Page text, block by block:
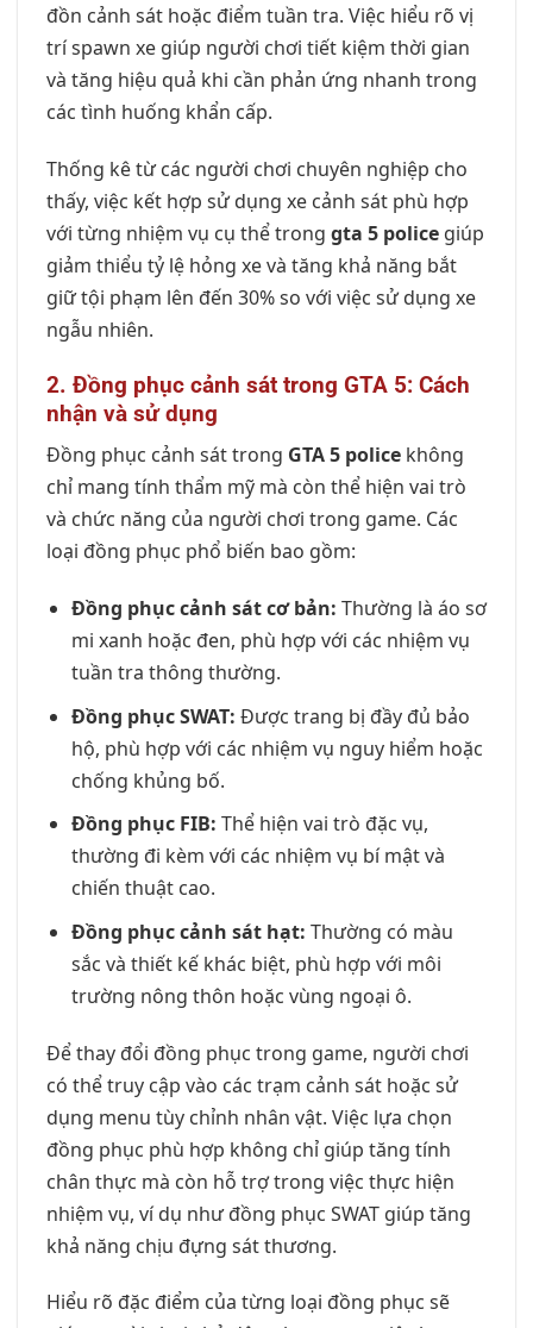
đồn cảnh sát hoặc điểm tuần tra. Việc hiểu rõ vị
trí spawn xe giúp người chơi tiết kiệm thời gian
và tăng hiệu quả khi cần phản ứng nhanh trong
các tình huống khẩn cấp.
Thống kê từ các người chơi chuyên nghiệp cho
thấy, việc kết hợp sử dụng xe cảnh sát phù hợp
với từng nhiệm vụ cụ thể trong gta 5 police giúp
giảm thiểu tỷ lệ hỏng xe và tăng khả năng bắt
giữ tội phạm lên đến 30% so với việc sử dụng xe
ngẫu nhiên.
2. Đồng phục cảnh sát trong GTA 5: Cách
nhận và sử dụng
Đồng phục cảnh sát trong GTA 5 police không
chỉ mang tính thẩm mỹ mà còn thể hiện vai trò
và chức năng của người chơi trong game. Các
loại đồng phục phổ biến bao gồm:
Đồng phục cảnh sát cơ bản: Thường là áo sơ
mi xanh hoặc đen, phù hợp với các nhiệm vụ
tuần tra thông thường.
Đồng phục SWAT: Được trang bị đầy đủ bảo
hộ, phù hợp với các nhiệm vụ nguy hiểm hoặc
chống khủng bố.
Đồng phục FIB: Thể hiện vai trò đặc vụ,
thường đi kèm với các nhiệm vụ bí mật và
chiến thuật cao.
Đồng phục cảnh sát hạt: Thường có màu
sắc và thiết kế khác biệt, phù hợp với môi
trường nông thôn hoặc vùng ngoại ô.
Để thay đổi đồng phục trong game, người chơi
có thể truy cập vào các trạm cảnh sát hoặc sử
dụng menu tùy chỉnh nhân vật. Việc lựa chọn
đồng phục phù hợp không chỉ giúp tăng tính
chân thực mà còn hỗ trợ trong việc thực hiện
nhiệm vụ, ví dụ như đồng phục SWAT giúp tăng
khả năng chịu đựng sát thương.
Hiểu rõ đặc điểm của từng loại đồng phục sẽ